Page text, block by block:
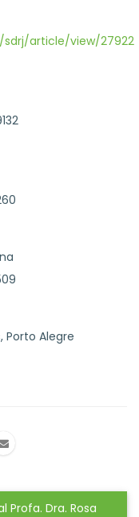
sdrj/article/view/27922
Porto Alegre
Profa. Dra. Rosa